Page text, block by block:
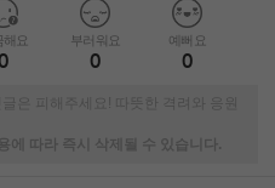
해요 부러워요
0
예뻐요
0
은 피해주세요! 따뜻한 격려와 응원
에 따라 즉시 삭제될 수 있습니다.